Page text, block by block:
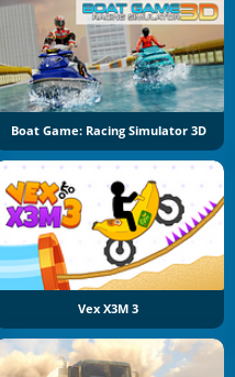
Boat Game: Racing Simulator 3D
Vex X3M 3